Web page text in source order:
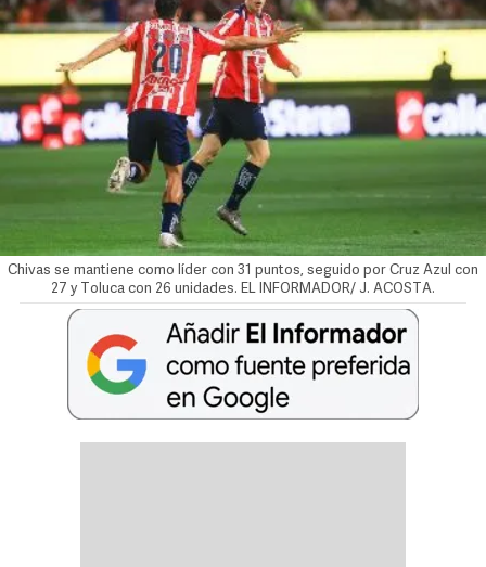
Chivas se mantiene como líder con 31 puntos, seguido por Cruz Azul con
27 y Toluca con 26 unidades. EL INFORMADOR/ J. ACOSTA.